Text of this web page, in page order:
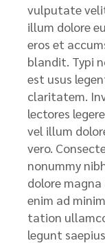
vulputate
illum dolore
eros et
blandit. Typi
est usus
claritatem.
lectores
vel illum
vero.
nonummy
dolore
enim ad
tation
legunt